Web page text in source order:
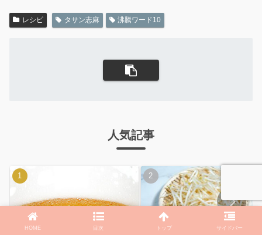
レシピ タサン志麻 沸騰ワード10
人気記事
7/14【テレビ千鳥】これで生ビ
ール飲んだらウマいんじゃ2026
【3分クッキング】小林まさみ
「レンチン牛もやし ねぎ甘酢
HOME 目次 トップ サイドバー